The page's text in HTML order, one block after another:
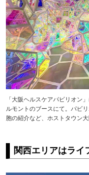
「大阪ヘルスケアパビリオン
ルモントのブースにて。パビ
胞の紹介など、ホストタウン
関西エリアはライ